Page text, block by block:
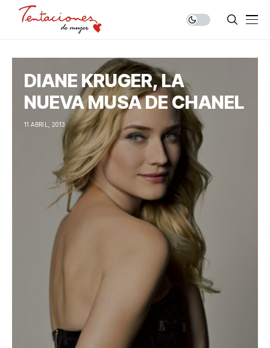
DIANE KRUGER, LA
NUEVA MUSA DE CHANEL
11 ABRIL, 2013